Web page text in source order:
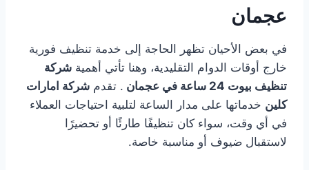
عجمان
في بعض الأحيان تظهر الحاجة إلى خدمة تنظيف فورية
خارج أوقات الدوام التقليدية، وهنا تأتي أهمية شركة
تنظيف بيوت 24 ساعة في عجمان
. تقدم شركة امارات
كلين خدماتها على مدار الساعة لتلبية احتياجات العملاء
في أي وقت، سواء كان تنظيفًا طارئًا أو تحضيرًا
لاستقبال ضيوف أو مناسبة خاصة.